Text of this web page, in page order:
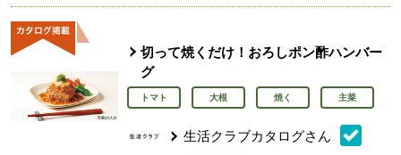
切って焼くだけ！おろしポン酢ハンバー
グ
トマト 大根 焼く 主菜
生活クラブカタログさん